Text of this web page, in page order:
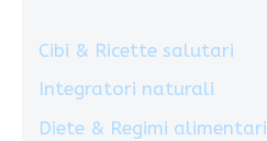
Cibi & Ricette salutari
Integratori naturali
Diete & Regimi alimentari